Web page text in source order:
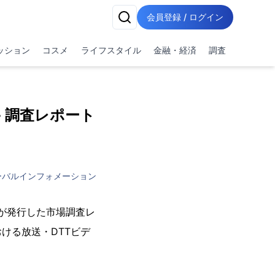
会員登録 / ログイン
ション コスメ ライフスタイル 金融・経済 調査
査レポート
ルインフォメーション
行した市場調査レ
る放送・DTTビデ